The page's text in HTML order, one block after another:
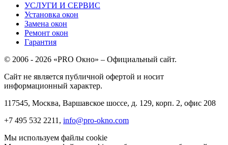
УСЛУГИ И СЕРВИС
Установка окон
Замена окон
Ремонт окон
Гарантия
© 2006 - 2026 «PRO Окно» – Официальный сайт.
Сайт не является публичной офертой и носит
информационный характер.
117545, Москва, Варшавское шоссе, д. 129, корп. 2, офис 208
+7 495 532 2211, info@pro-okno.com
Мы используем файлы cookie